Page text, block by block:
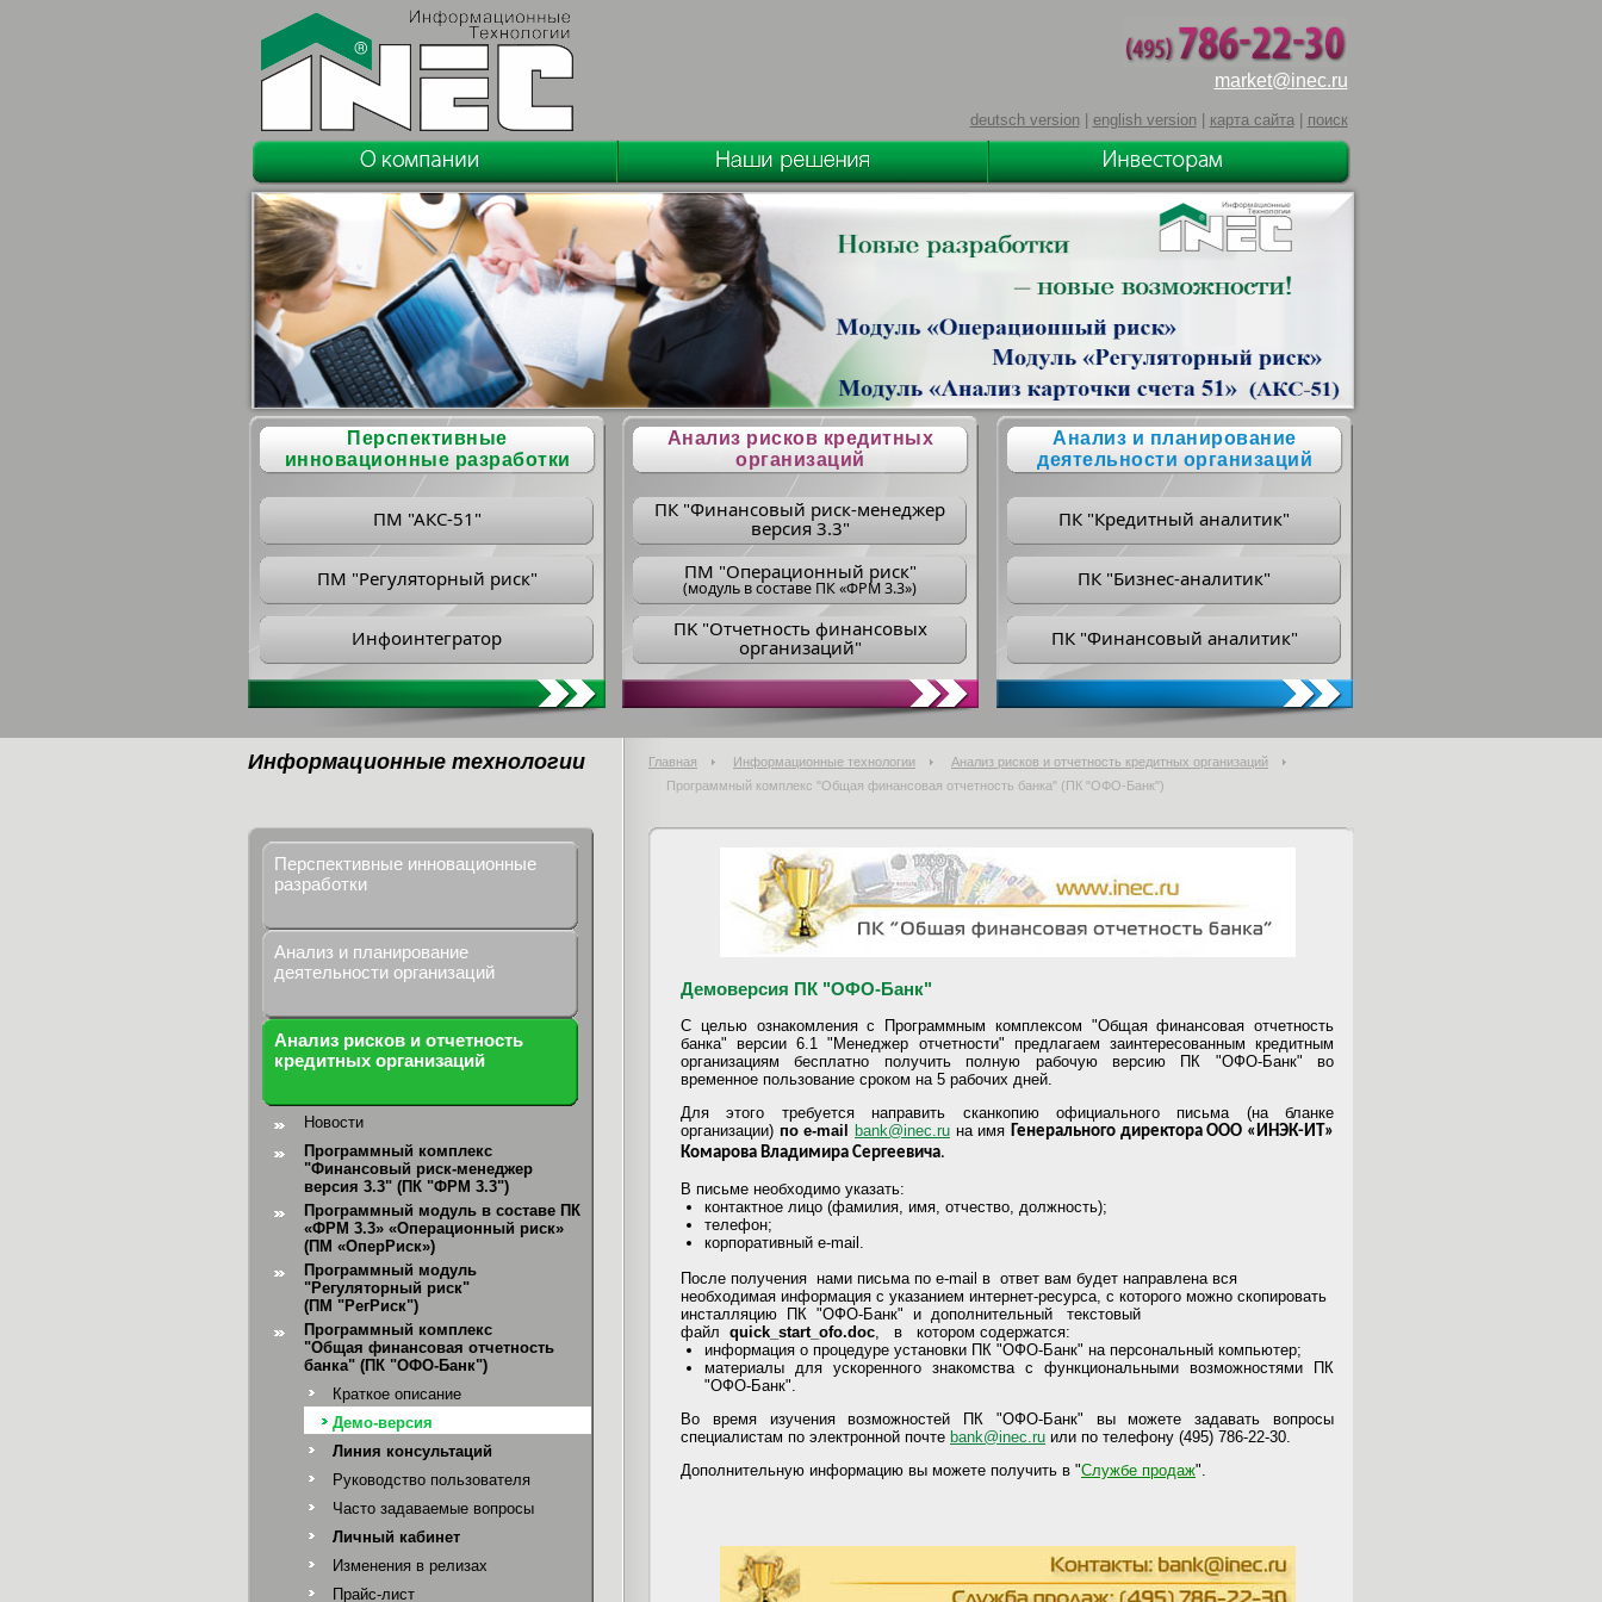
market@inec.ru
deutsch version| english version| карта сайта| поиск
Перспективные
инновационные разработки
ПМ "АКС-51"
ПМ "Регуляторный риск"
Инфоинтегратор
Анализ рисков кредитных
организаций
ПК "Финансовый риск-менеджер
версия 3.3"
ПM "Операционный риск"
(модуль в составе ПК «ФРМ 3.3»)
ПK "Отчетность финансовых
организаций"
Анализ и планирование
деятельности организаций
ПК "Кредитный аналитик"
ПК "Бизнес-аналитик"
ПК "Финансовый аналитик"
Информационные технологии Главная Информационные технологии
Анализ рисков и отчетность кредитных организаций
Программный комплекс "Общая финансовая отчетность банка" (ПК "ОФО-Банк")
Перспективные инновационные
разработки
Анализ и планирование
деятельности организаций
Анализ рисков и отчетность
кредитных организаций
Новости
Программный комплекс
"Финансовый риск-менеджер
версия 3.3" (ПК "ФРМ 3.3")
Программный модуль в составе ПК
«ФРМ 3.3» «Операционный риск»
(ПМ «ОперРиск»)
Программный модуль
"Регуляторный риск"
(ПМ "РегРиск")
Программный комплекс
"Общая финансовая отчетность
банка" (ПК "ОФО-Банк")
Краткое описание
Демо-версия
Линия консультаций
Руководство пользователя
Часто задаваемые вопросы
Личный кабинет
Изменения в релизах
Прайс-лист
Демоверсия ПК "ОФО-Банк"
С целью ознакомления с Программным комплексом "Общая финансовая отчетность
банка" версии 6.1 "Менеджер отчетности" предлагаем заинтересованным кредитным
организациям бесплатно получить полную рабочую версию ПК "ОФО-Банк" во
временное пользование сроком на 5 рабочих дней.
Для этого требуется направить сканкопию официального письма (на бланке
организации) по e-mail bank@inec.ru на имя Генерального директора ООО «ИНЭК-ИТ»
Комарова Владимира Сергеевича.
В письме необходимо указать:
контактное лицо (фамилия, имя, отчество, должность);
телефон;
корпоративный e-mail.
После получения нами письма по e-mail в ответ вам будет направлена вся
необходимая информация с указанием интернет-ресурса, с которого можно скопировать
инсталляцию ПК "ОФО-Банк" и дополнительный текстовый
файл quick_start_ofo.doc, в котором содержатся:
информация о процедуре установки ПК "ОФО-Банк" на персональный компьютер;
материалы для ускоренного знакомства с функциональными возможностями ПК
"ОФО-Банк".
Во время изучения возможностей ПК "ОФО-Банк" вы можете задавать вопросы
специалистам по электронной почте bank@inec.ru или по телефону (495) 786-22-30.
Дополнительную информацию вы можете получить в "Службе продаж".